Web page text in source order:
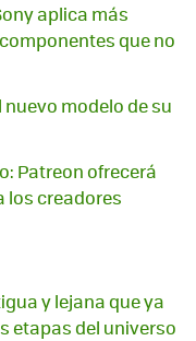
aplica más
que no
modelo de su
Patreon ofrecerá
los creadores
y lejana que ya
etapas del universo